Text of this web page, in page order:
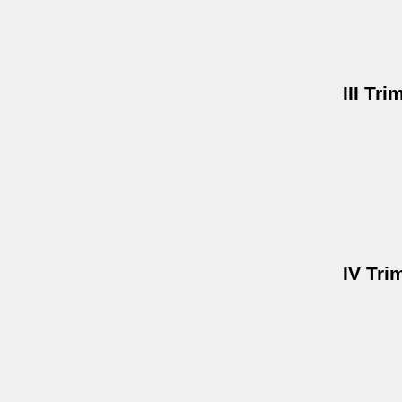
III
IV